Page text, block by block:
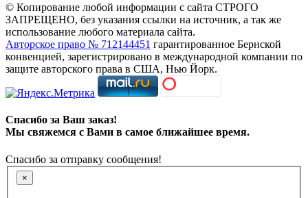
© Копирование любой информации с сайта СТРОГО
ЗАПРЕЩЕНО, без указания ссылки на источник, а так же
использование любого материала сайта.
Авторское право № 712144451 гарантированное Бернской
конвенцией, зарегистрировано в международной компании по
защите авторского права в США, Нью Йорк.
Спасибо за Ваш заказ!
Мы свяжемся с Вами в самое ближайшее время.
Спасибо за отправку сообщения!
×